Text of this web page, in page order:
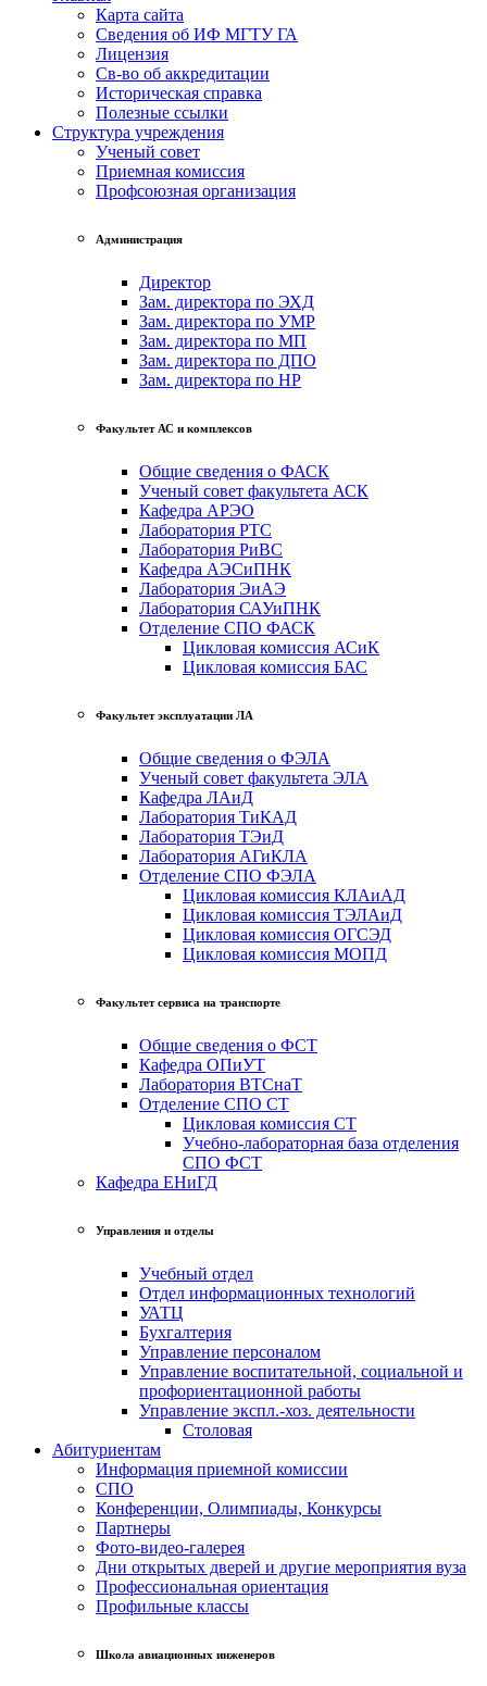
Карта сайта
Сведения об ИФ МГТУ ГА
Лицензия
Св-во об аккредитации
Историческая справка
Полезные ссылки
Структура учреждения
Ученый совет
Приемная комиссия
Профсоюзная организация
Администрация
Директор
Зам. директора по ЭХД
Зам. директора по УМР
Зам. директора по МП
Зам. директора по ДПО
Зам. директора по НР
Факультет АС и комплексов
Общие сведения о ФАСК
Ученый совет факультета АСК
Кафедра АРЭО
Лаборатория РТС
Лаборатория РиВС
Кафедра АЭСиПНК
Лаборатория ЭиАЭ
Лаборатория САУиПНК
Отделение СПО ФАСК
Цикловая комиссия АСиК
Цикловая комиссия БАС
Факультет эксплуатации ЛА
Общие сведения о ФЭЛА
Ученый совет факультета ЭЛА
Кафедра ЛАиД
Лаборатория ТиКАД
Лаборатория ТЭиД
Лаборатория АГиКЛА
Отделение СПО ФЭЛА
Цикловая комиссия КЛАиАД
Цикловая комиссия ТЭЛАиД
Цикловая комиссия ОГСЭД
Цикловая комиссия МОПД
Факультет сервиса на транспорте
Общие сведения о ФСТ
Кафедра ОПиУТ
Лаборатория ВТСнаТ
Отделение СПО СТ
Цикловая комиссия СТ
Учебно-лабораторная база отделения
СПО ФСТ
Кафедра ЕНиГД
Управления и отделы
Учебный отдел
Отдел информационных технологий
УАТЦ
Бухгалтерия
Управление персоналом
Управление воспитательной, социальной и
профориентационной работы
Управление экспл.-хоз. деятельности
Столовая
Абитуриентам
Информация приемной комиссии
СПО
Конференции, Олимпиады, Конкурсы
Партнеры
Фото-видео-галерея
Дни открытых дверей и другие мероприятия вуза
Профессиональная ориентация
Профильные классы
Школа авиационных инженеров